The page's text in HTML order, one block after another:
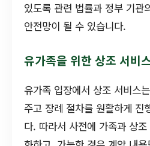
있도록 관련 법률과 정부 기관
안전망이 될 수 있습니다.
유가족을 위한 상조 서비
유가족 입장에서 상조 서비스
주고 장례 절차를 원활하게 진
다. 따라서 사전에 가족과 상